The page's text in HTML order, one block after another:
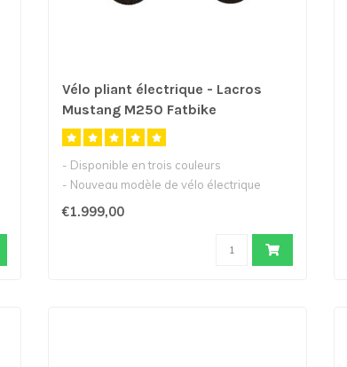
Vélo pliant électrique - Lacros
Mustang M250 Fatbike
- Disponible en trois couleurs
- Nouveau modèle de vélo électrique
pliant "f..
€1.999,00